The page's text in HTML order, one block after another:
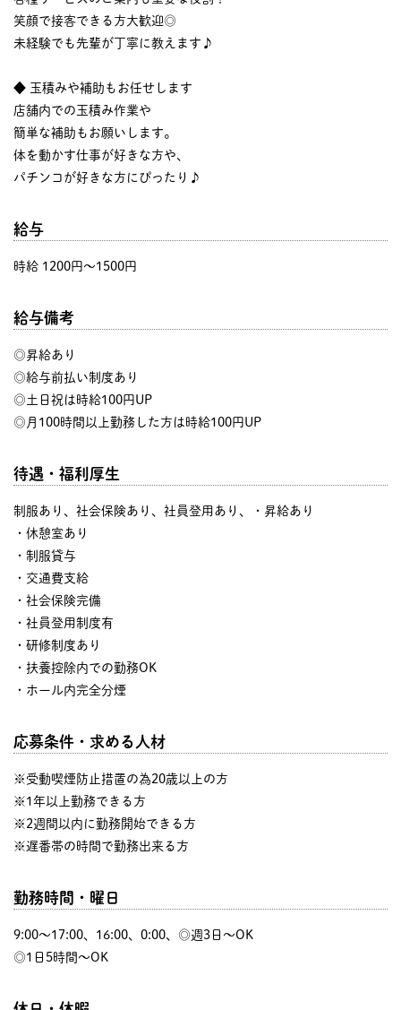
笑顔で接客できる方大歓迎◎
未経験でも先輩が丁寧に教えます♪
◆ 玉積みや補助もお任せします
店舗内での玉積み作業や
簡単な補助もお願いします。
体を動かす仕事が好きな方や、
パチンコが好きな方にぴったり♪
給与
時給 1200円〜1500円
給与備考
◎昇給あり
◎給与前払い制度あり
◎土日祝は時給100円UP
◎月100時間以上勤務した方は時給100円UP
待遇・福利厚生
制服あり、社会保険あり、社員登用あり、・昇給あり
・休憩室あり
・制服貸与
・交通費支給
・社会保険完備
・社員登用制度有
・研修制度あり
・扶養控除内での勤務OK
・ホール内完全分煙
応募条件・求める人材
※受動喫煙防止措置の為20歳以上の方
※1年以上勤務できる方
※2週間以内に勤務開始できる方
※遅番帯の時間で勤務出来る方
勤務時間・曜日
9:00〜17:00、16:00、0:00、◎週3日～OK
◎1日5時間～OK